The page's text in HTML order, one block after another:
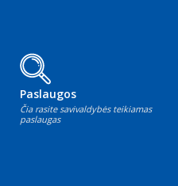
Paslaugos
Čia rasite savivaldybės teikiamas
paslaugas